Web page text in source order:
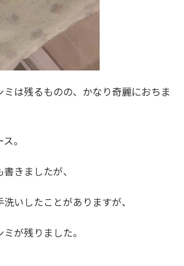
ミは残るものの、かなり奇麗におちま
。
きましたが、
いしたことがありますが、
が残りました。